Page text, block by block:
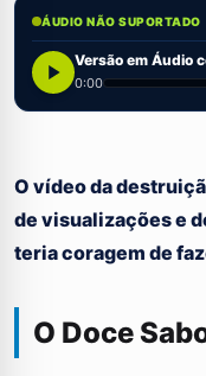
ÁUDIO NÃO SUPORTADO
Versão em Áudio
0:00
O vídeo da
de visualizações e
teria coragem de
O Doce